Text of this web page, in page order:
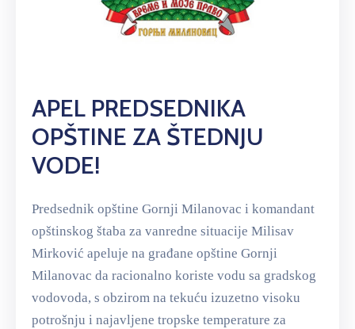
APEL PREDSEDNIKA
OPŠTINE ZA ŠTEDNJU
VODE!
Predsednik opštine Gornji Milanovac i komandant
opštinskog štaba za vanredne situacije Milisav
Mirković apeluje na građane opštine Gornji
Milanovac da racionalno koriste vodu sa gradskog
vodovoda, s obzirom na tekuću izuzetno visoku
potrošnju i najavljene tropske temperature za